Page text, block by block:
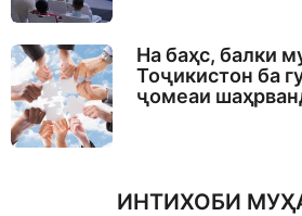
На баҳс, балки
Тоҷикистон ба
ҷомеаи
ИНТИХОБИ